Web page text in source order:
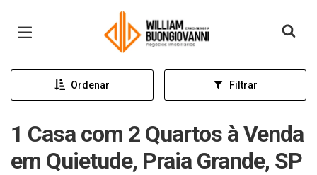
Página inicial
Ordenar Filtrar
1 Casa com 2 Quartos à Venda
em Quietude, Praia Grande, SP